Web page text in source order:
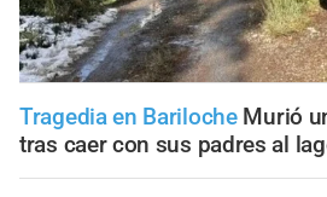
Tragedia en Bariloche Murió
tras caer con sus padres al